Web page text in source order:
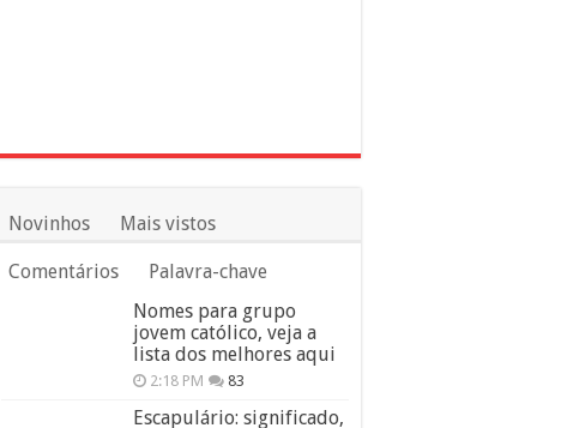
Novinhos Mais vistos
Comentários
Palavra-chave
Nomes para grupo
jovem católico, veja a
lista dos melhores aqui
2:18 PM 83
Escapulário: significado,